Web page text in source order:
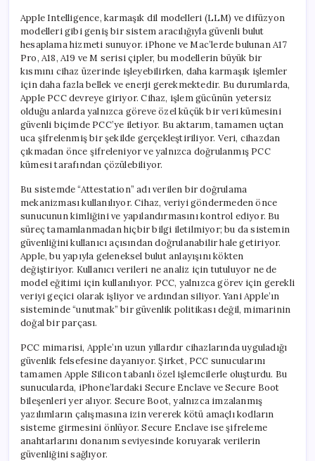
Apple Intelligence, karmaşık dil modelleri (LLM) ve difüzyon
modelleri gibi geniş bir sistem aracılığıyla güvenli bulut
hesaplama hizmeti sunuyor. iPhone ve Mac’lerde bulunan A17
Pro, A18, A19 ve M serisi çipler, bu modellerin büyük bir
kısmını cihaz üzerinde işleyebilirken, daha karmaşık işlemler
için daha fazla bellek ve enerji gerekmektedir. Bu durumlarda,
Apple PCC devreye giriyor. Cihaz, işlem gücünün yetersiz
olduğu anlarda yalnızca göreve özel küçük bir veri kümesini
güvenli biçimde PCC’ye iletiyor. Bu aktarım, tamamen uçtan
uca şifrelenmiş bir şekilde gerçekleştiriliyor. Veri, cihazdan
çıkmadan önce şifreleniyor ve yalnızca doğrulanmış PCC
kümesi tarafından çözülebiliyor.
Bu sistemde “Attestation” adı verilen bir doğrulama
mekanizması kullanılıyor. Cihaz, veriyi göndermeden önce
sunucunun kimliğini ve yapılandırmasını kontrol ediyor. Bu
süreç tamamlanmadan hiçbir bilgi iletilmiyor; bu da sistemin
güvenliğini kullanıcı açısından doğrulanabilir hale getiriyor.
Apple, bu yapıyla geleneksel bulut anlayışını kökten
değiştiriyor. Kullanıcı verileri ne analiz için tutuluyor ne de
model eğitimi için kullanılıyor. PCC, yalnızca görev için gerekli
veriyi geçici olarak işliyor ve ardından siliyor. Yani Apple’ın
sisteminde “unutmak” bir güvenlik politikası değil, mimarinin
doğal bir parçası.
PCC mimarisi, Apple’ın uzun yıllardır cihazlarında uyguladığı
güvenlik felsefesine dayanıyor. Şirket, PCC sunucularını
tamamen Apple Silicon tabanlı özel işlemcilerle oluşturdu. Bu
sunucularda, iPhone’lardaki Secure Enclave ve Secure Boot
bileşenleri yer alıyor. Secure Boot, yalnızca imzalanmış
yazılımların çalışmasına izin vererek kötü amaçlı kodların
sisteme girmesini önlüyor. Secure Enclave ise şifreleme
anahtarlarını donanım seviyesinde koruyarak verilerin
güvenliğini sağlıyor.